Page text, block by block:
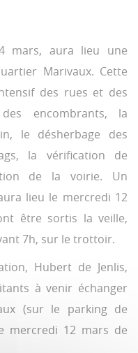
mars, aura lieu une
Marivaux. Cette
des rues et des
encombrants, la
le désherbage des
la vérification de
de la voirie. Un
lieu le mercredi 12
être sortis la veille,
7h, sur le trottoir.
Hubert de Jenlis,
à venir échanger
(sur le parking de
mercredi 12 mars de